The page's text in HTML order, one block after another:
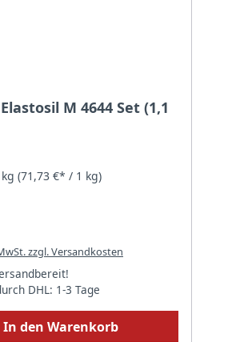
M 4644 Set (1,1
(71,73 €* / 1 kg)
zzgl. Versandkosten
DHL: 1-3 Tage
In den Warenkorb